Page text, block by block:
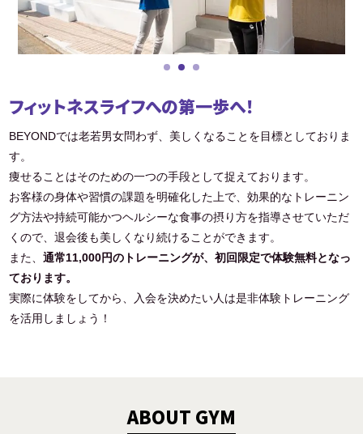
フィットネスライフへの第一歩へ！
BEYONDでは老若男女問わず、美しくなることを目標としておりま
す。
痩せることはそのための一つの手段として捉えております。
お客様の身体や習慣の課題を明確化した上で、効果的なトレーニン
グ方法や持続可能かつヘルシーな食事の摂り方を指導させていただ
くので、退会後も美しくなり続けることができます。
また、通常11,000円のトレーニングが、初回限定で体験無料となっ
ております。
実際に体験をしてから、入会を決めたい人は是非体験トレーニング
を活用しましょう！
ABOUT GYM